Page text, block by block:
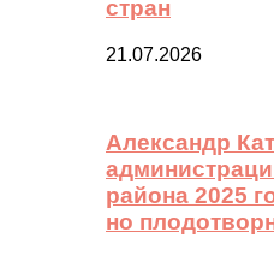
стран
21.07.2026
Александр
района 2025
но